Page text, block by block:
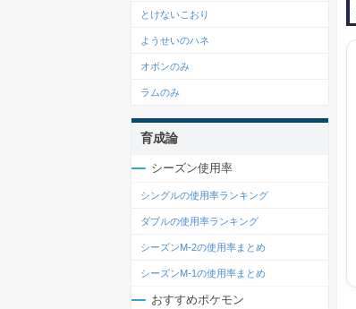
とけないこおり
ようせいのハネ
オボンのみ
ラムのみ
育成論
シーズン使用率
シングルの使用率ランキング
ダブルの使用率ランキング
シーズンM-2の使用率まとめ
シーズンM-1の使用率まとめ
おすすめポケモン